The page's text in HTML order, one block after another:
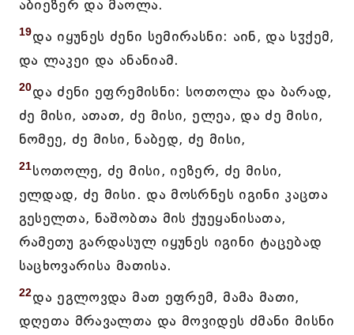
აბიეზერ და მაოლა.
19და იყუნეს ძენი სემირასნი: აინ, და სჳქემ,
და ლაკეი და ანანიამ.
20და ძენი ეფრემისნი: სოთოლა და ბარად,
ძე მისი, ათათ, ძე მისი, ელეა, და ძე მისი,
ნომეე, ძე მისი, ნაბედ, ძე მისი,
21სოთოლე, ძე მისი, იეზერ, ძე მისი,
ელდად, ძე მისი. და მოსრნეს იგინი კაცთა
გესელთა, ნაშობთა მის ქუეყანისათა,
რამეთუ გარდასულ იყუნეს იგინი ტაცებად
საცხოვარისა მათისა.
22და ეგლოვდა მათ ეფრემ, მამა მათი,
დღეთა მრავალთა და მოვიდეს ძმანი მისნი